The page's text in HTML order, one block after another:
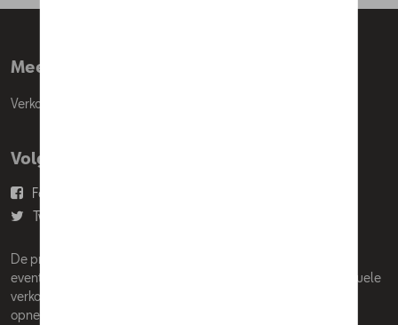
Meer info
Verkoopsvoorwaarden
Volg Ons
Facebook
Twitter
De prijzen op deze site zijn adviesprijzen (incl. btw), exclusief
eventuele installatiekosten. Voor meer informatie over de actuele
verkoopprijs en de eventuele installatiekosten kunt u contact
opnemen met uw concessiehouder / agent. De adviesprijzen